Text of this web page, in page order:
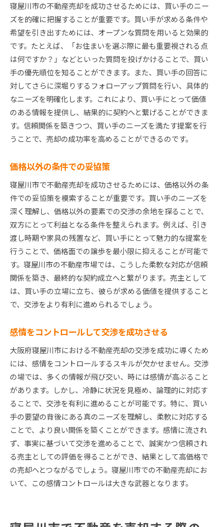
寝屋川市の不動産売却を成功させるためには、買い手のニー
ズを的確に把握することが重要です。買い手が求める条件や
希望を引き出すためには、オープンな質問を用いると効果的
です。たとえば、「お住まいを選ぶ際に最も重要視される点
は何ですか？」などといった質問を投げかけることで、買い
手の優先順位を知ることができます。また、買い手の回答に
対してさらに深堀りするフォローアップ質問を行い、具体的
なニーズを明確化します。これにより、買い手にとって価値
のある情報を提供し、結果的に契約へと繋げることができま
す。信頼関係を築きつつ、買い手のニーズを満たす提案を行
うことで、売却の成功率を高めることができるのです。
価格以外の条件での妥協策
寝屋川市で不動産売却を成功させるためには、価格以外の条
件での妥協策を模索することが重要です。買い手のニーズを
深く理解し、価格以外の要素での交渉の余地を探ることで、
双方にとって利益となる条件を整えられます。例えば、引き
渡し時期や家具の残置など、買い手にとって魅力的な提案を
行うことで、価格面での譲歩を最小限に抑えることが可能で
す。寝屋川市の不動産市場では、こうした柔軟な対応が信頼
関係を築き、最終的な契約成立へと繋がります。売主として
は、買い手の立場に立ち、彼らが求める価値を提供すること
で、交渉をより有利に進められるでしょう。
感情をコントロールして交渉を成功させる
大阪府寝屋川市における不動産売却の交渉を成功に導くため
には、感情をコントロールするスキルが欠かせません。交渉
の場では、多くの情報が飛び交い、時には感情が高ぶること
があります。しかし、冷静に状況を見極め、論理的に対応す
ることで、交渉を有利に進めることが可能です。特に、買い
手の要望の背後にある真のニーズを理解し、柔軟に対応する
ことで、より良い関係を築くことができます。感情に流され
ず、事実に基づいて交渉を進めることで、誠実かつ信頼され
る売主としての評価を得ることができ、結果として高価格で
の売却へとつながるでしょう。寝屋川市での不動産売却にお
いて、この感情コントロールは大きな武器となります。